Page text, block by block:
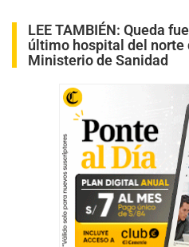
LEE TAMBIÉN: Queda
último hospital del norte
Ministerio de Sanidad